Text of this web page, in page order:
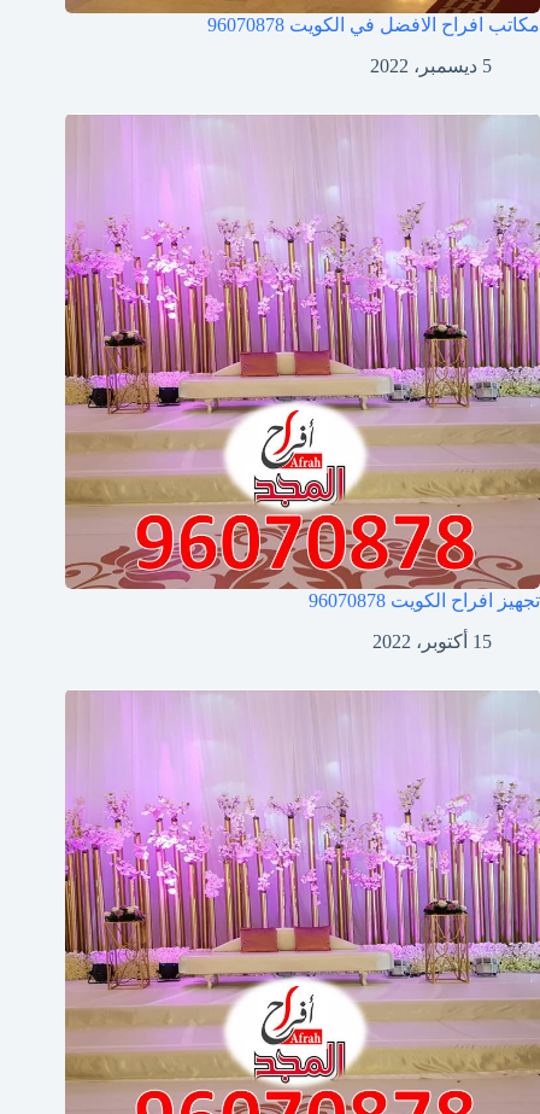
مكاتب افراح الافضل في الكويت 96070878
5 ديسمبر، 2022
تجهيز افراح الكويت 96070878
15 أكتوبر، 2022